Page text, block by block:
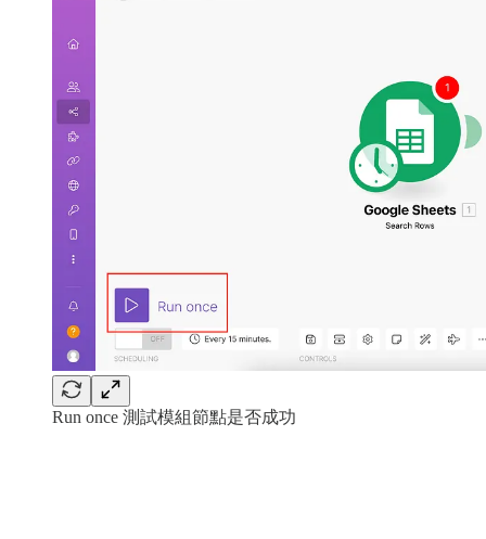
Run once 測試模組節點是否成功